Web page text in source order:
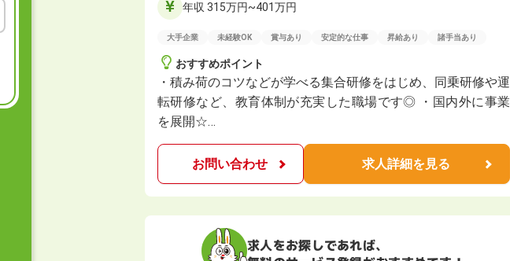
年収 315万円~401万円
大手企業 未経験OK 賞与あり 安定的な仕事 昇給あり 諸手当あり
おすすめポイント
・積み荷のコツなどが学べる集合研修をはじめ、同乗研修や運
転研修など、教育体制が充実した職場です◎ ・国内外に事業
を展開☆…
お問い合わせ 求人詳細を見る
求人をお探しであれば、